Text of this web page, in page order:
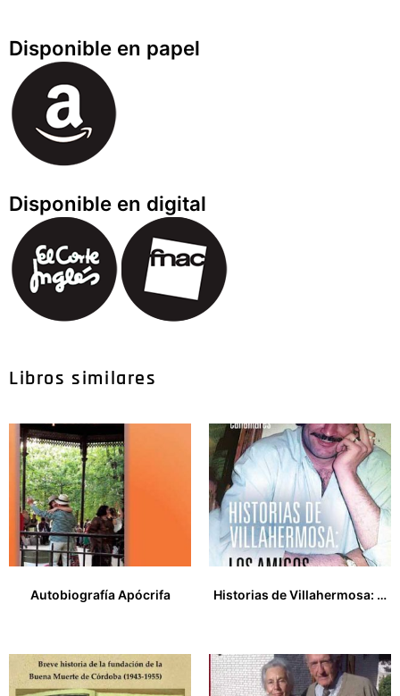
Disponible en papel
Disponible en digital
Libros similares
Autobiografía Apócrifa
Historias de Villahermosa: los amigos